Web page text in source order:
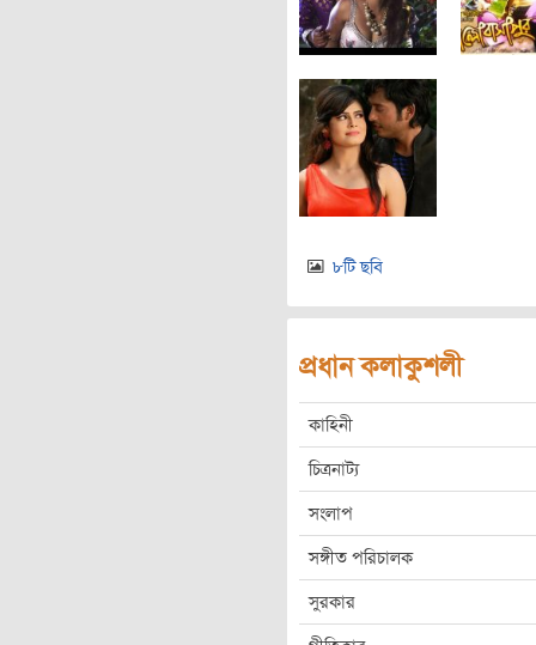
৮টি ছবি
প্রধান কলাকুশলী
কাহিনী
চিত্রনাট্য
সংলাপ
সঙ্গীত পরিচালক
সুরকার